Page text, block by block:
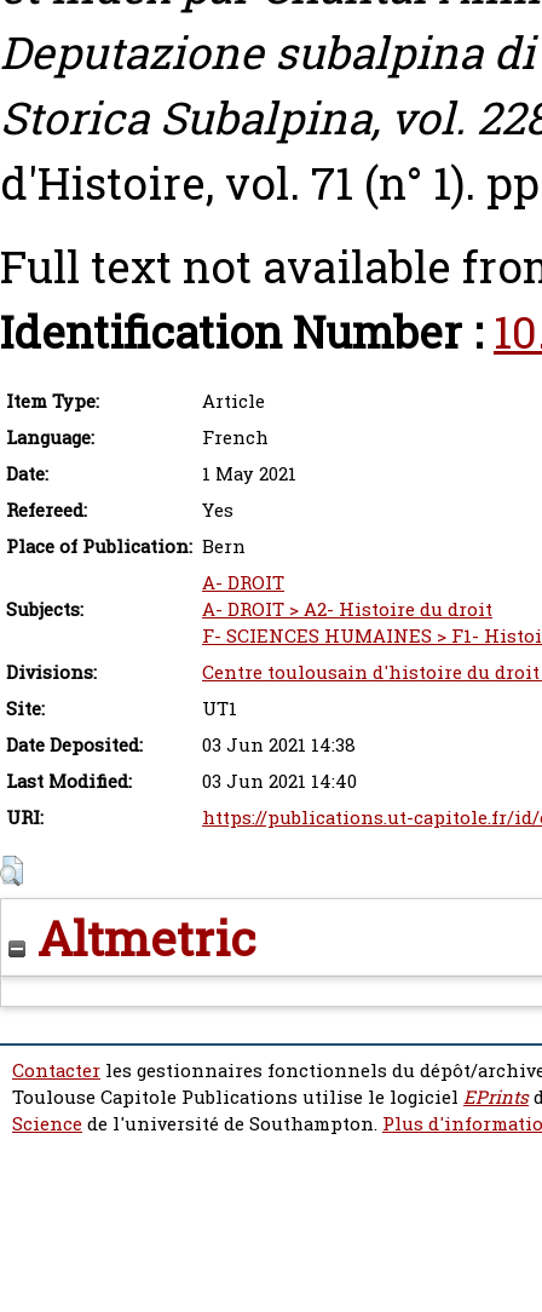
Deputazione subalpina
Storica Subalpina, vol.
d'Histoire, vol. 71 (n° 1).
Full text not available
Identification Number :
Item Type:
Article
Language:
French
Date:
1 May 2021
Refereed:
Yes
Place of Publication: Bern
Subjects:
A- DROIT
A- DROIT > A2- Histoire du droit
F- SCIENCES HUMAINES > F1-
Divisions:
Centre toulousain d'histoire du droit
Site:
UT1
Date Deposited:
03 Jun 2021 14:38
Last Modified:
03 Jun 2021 14:40
URI:
https://publications.ut-capitole.fr/
Altmetric
Contacter les gestionnaires fonctionnels du dépôt/
Toulouse Capitole Publications utilise le logiciel EPrints
Sciencede l'université de Southampton. Plus